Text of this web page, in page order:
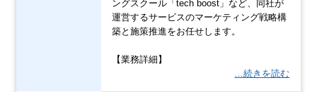
ングスクール「tech boost」など、同社が
運営するサービスのマーケティング戦略構
築と施策推進をお任せします。
【業務詳細】
…続きを読む